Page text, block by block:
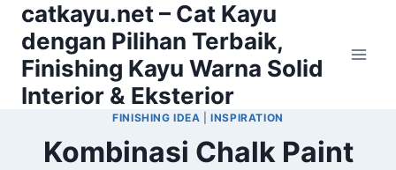
Skip
content
catkayu.net – Cat Kayu
dengan Pilihan Terbaik,
Finishing Kayu Warna Solid
Interior & Eksterior
FINISHING IDEA |INSPIRATION
Kombinasi Chalk Paint